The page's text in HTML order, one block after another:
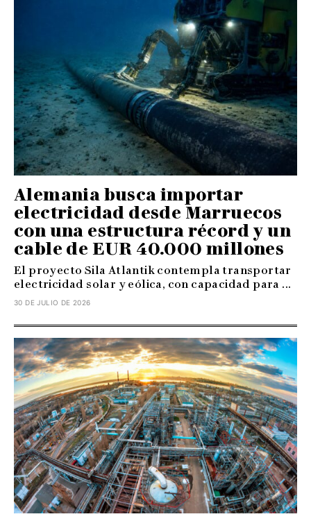
Alemania busca importar
electricidad desde Marruecos
con una estructura récord y un
cable de EUR 40.000 millones
El proyecto Sila Atlantik contempla transportar
electricidad solar y eólica, con capacidad para ...
30 DE JULIO DE 2026